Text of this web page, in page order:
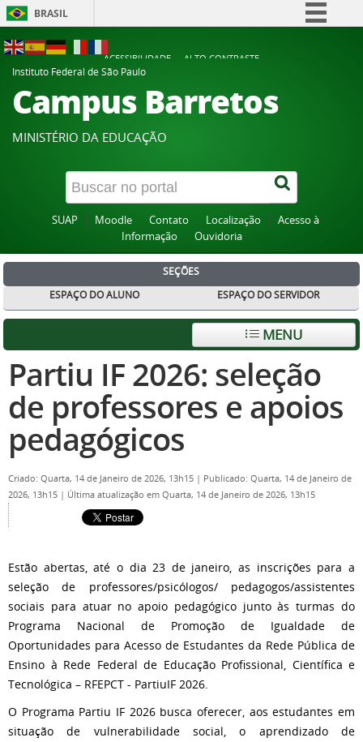
BRASIL
Participe
Acesso à informação
Canais
ACESSIBILIDADE
ALTO CONTRASTE
Instituto Federal de São Paulo
Campus Barretos
MINISTÉRIO DA EDUCAÇÃO
SUAP Moodle Contato Localização
Acesso à
Informação
Ouvidoria
SEÇÕES
ESPAÇO DO ALUNO
ESPAÇO DO SERVIDOR
MENU
Partiu IF 2026: seleção
de professores e apoios
pedagógicos
Criado: Quarta, 14 de Janeiro de 2026, 13h15 | Publicado: Quarta, 14 de Janeiro de
2026, 13h15 | Última atualização em Quarta, 14 de Janeiro de 2026, 13h15
Estão abertas, até o dia 23 de janeiro, as inscrições para a
seleção de professores/psicólogos/ pedagogos/assistentes
sociais para atuar no apoio pedagógico junto às turmas do
Programa Nacional de Promoção de Igualdade de
Oportunidades para Acesso de Estudantes da Rede Pública de
Ensino à Rede Federal de Educação Profissional, Científica e
Tecnológica – RFEPCT - PartiuIF 2026.
O Programa Partiu IF 2026 busca oferecer, aos estudantes em
situação de vulnerabilidade social, o aprendizado de